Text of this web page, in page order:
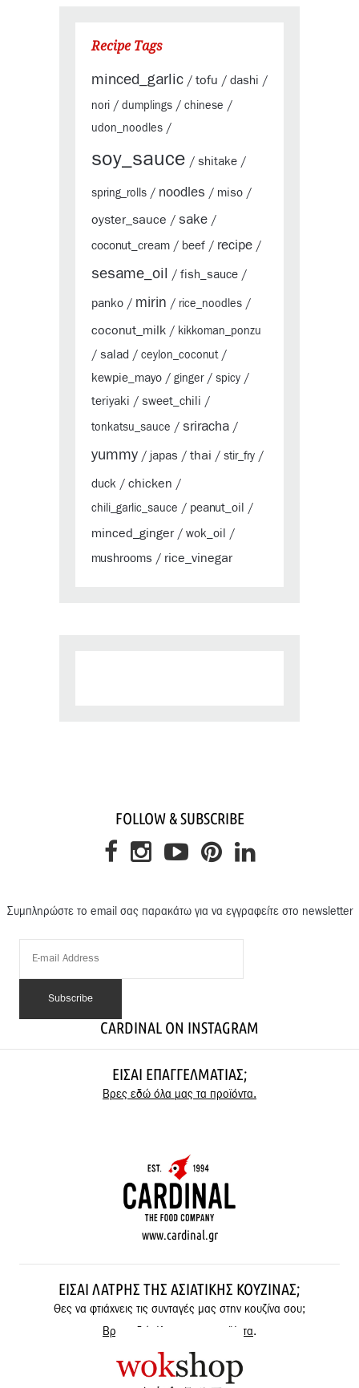
Recipe Tags
minced_garlic / tofu / dashi /
nori / dumplings / chinese /
udon_noodles /
soy_sauce / shitake /
spring_rolls / noodles / miso /
oyster_sauce / sake /
coconut_cream / beef / recipe /
sesame_oil / fish_sauce /
panko / mirin / rice_noodles /
coconut_milk / kikkoman_ponzu
/ salad / ceylon_coconut /
kewpie_mayo / ginger/ spicy /
teriyaki / sweet_chili /
tonkatsu_sauce / sriracha /
yummy / japas / thai / stir_fry /
duck / chicken /
chili_garlic_sauce / peanut_oil /
minced_ginger/ wok_oil /
mushrooms / rice_vinegar
FOLLOW & SUBSCRIBE
Συμπληρώστε το email σας παρακάτω για να εγγραφείτε στο newsletter
CARDINAL ON INSTAGRAM
ΕΊΣΑΙ ΕΠΑΓΓΕΛΜΑΤΊΑΣ;
Βρες εδώ όλα μας τα προϊόντα.
www.cardinal.gr
ΕΊΣΑΙ ΛΆΤΡΗΣ ΤΗΣ ΑΣΙΑΤΙΚΉΣ ΚΟΥΖΊΝΑΣ;
Θες να φτιάχνεις τις συνταγές μας στην κουζίνα σου;
Βρες εδώ όλα μας τα προϊόντα.